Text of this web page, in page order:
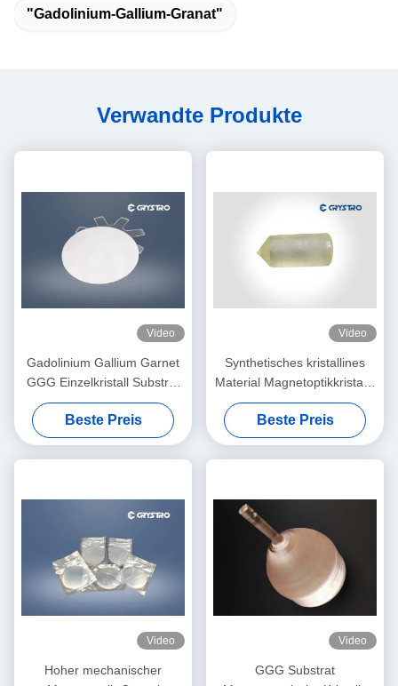
"Gadolinium-Gallium-Granat"
Verwandte Produkte
Video
Gadolinium Gallium Garnet
GGG Einzelkristall Substrat
für YIG und BIG Film
Beste Preis
Video
Synthetisches kristallines
Material Magnetoptikkristalle
Gadolinium Gallium Granat
GGG
Beste Preis
Video
Hoher mechanischer
Video
GGG Substrat